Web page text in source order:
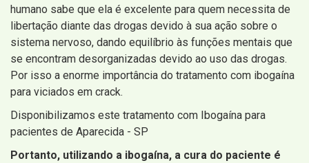
humano sabe que ela é excelente para quem necessita de
libertação diante das drogas devido à sua ação sobre o
sistema nervoso, dando equilíbrio às funções mentais que
se encontram desorganizadas devido ao uso das drogas.
Por isso a enorme importância do tratamento com ibogaína
para viciados em crack.
Disponibilizamos este tratamento com Ibogaína para
pacientes de Aparecida - SP
Portanto, utilizando a ibogaína, a cura do paciente é